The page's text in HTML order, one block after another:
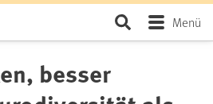
SeiteMenü
besser